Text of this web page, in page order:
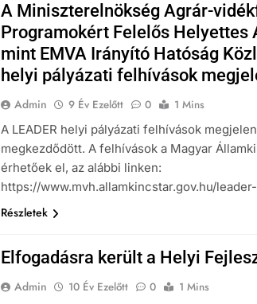
A Miniszterelnökség Agrár-
Programokért Felelős Helyettes
mint EMVA Irányító Hatóság
helyi pályázati felhívások
Admin 9 Év Ezelőtt 0
1 Mins
A LEADER helyi pályázati felhívások
megkezdődött. A felhívások a Magyar
érhetőek el, az alábbi linken:
https://www.mvh.allamkincstar.gov.hu/
Részletek
Elfogadásra került a Helyi
Admin 10 Év Ezelőtt 0 1 Mins